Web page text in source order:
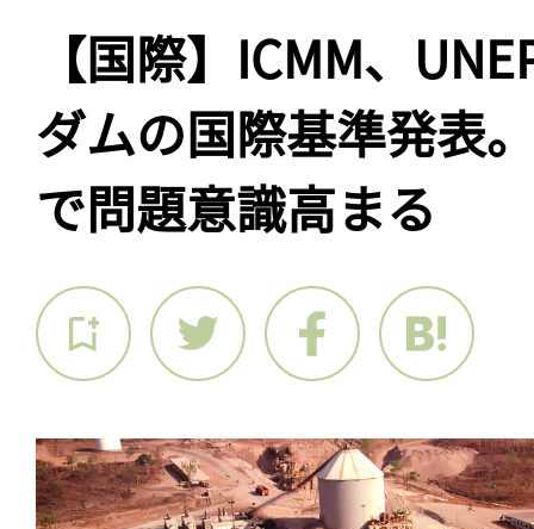
【国際】ICMM、
ダムの国際基準発表
で問題意識高まる